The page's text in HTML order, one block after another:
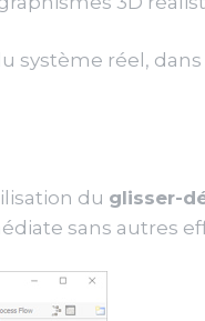
système réel,
du glisser-
sans autres